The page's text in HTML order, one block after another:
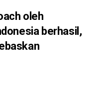
oleh
berhasil,